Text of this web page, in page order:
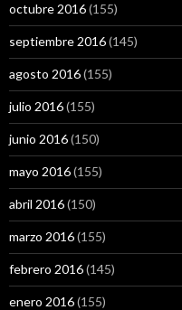
octubre 2016(155)
septiembre 2016(145)
agosto 2016(155)
julio 2016(155)
junio 2016(150)
mayo 2016(155)
abril 2016(150)
marzo 2016(155)
febrero 2016(145)
enero 2016(155)